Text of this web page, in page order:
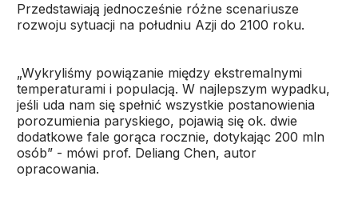
Przedstawiają jednocześnie różne scenariusze
rozwoju sytuacji na południu Azji do 2100 roku.
„Wykryliśmy powiązanie między ekstremalnymi
temperaturami i populacją. W najlepszym wypadku,
jeśli uda nam się spełnić wszystkie postanowienia
porozumienia paryskiego, pojawią się ok. dwie
dodatkowe fale gorąca rocznie, dotykając 200 mln
osób” - mówi prof. Deliang Chen, autor
opracowania.